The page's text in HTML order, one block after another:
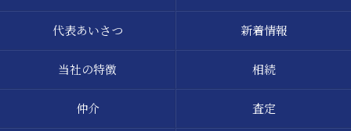
代表あいさつ 新着情報
当社の特徴 相続
仲介 査定